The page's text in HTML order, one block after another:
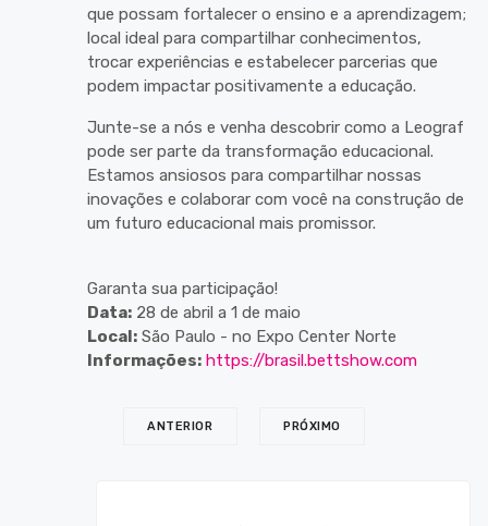
que possam fortalecer o ensino e a aprendizagem;
local ideal para compartilhar conhecimentos,
trocar experiências e estabelecer parcerias que
podem impactar positivamente a educação.
Junte-se a nós e venha descobrir como a Leograf
pode ser parte da transformação educacional.
Estamos ansiosos para compartilhar nossas
inovações e colaborar com você na construção de
um futuro educacional mais promissor.
Garanta sua participação!
Data: 28 de abril a 1 de maio
Local: São Paulo - no Expo Center Norte
Informações: https://brasil.bettshow.com
ANTERIOR PRÓXIMO